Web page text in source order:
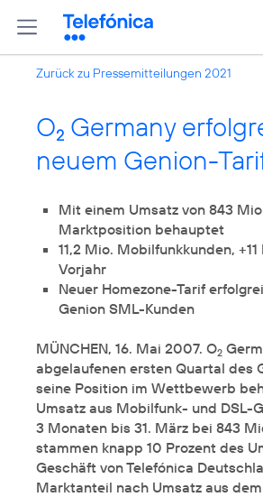
Zurück zu Pressemitteilungen 2021
O2 Germany
neuem Genion-
Mit einem Umsatz von 843
Marktposition behauptet
11,2 Mio. Mobilfunkkunden,
Vorjahr
Neuer Homezone-Tarif
Genion SML-Kunden
MÜNCHEN, 16. Mai 2007. O2
abgelaufenen ersten Quartal des
seine Position im Wettbewerb
Umsatz aus Mobilfunk- und DSL-
3 Monaten bis 31. März bei 843
stammen knapp 10 Prozent des
Geschäft von Telefónica
Marktanteil nach Umsatz aus dem